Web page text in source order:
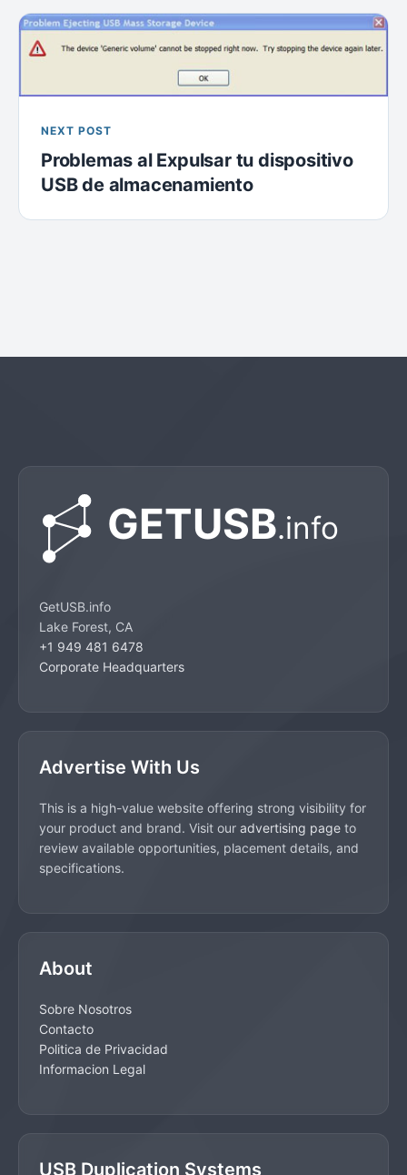
NEXT POST
Problemas al Expulsar tu dispositivo
USB de almacenamiento
GetUSB.info
Lake Forest, CA
+1 949 481 6478
Corporate Headquarters
Advertise With Us
This is a high-value website offering strong visibility for
your product and brand. Visit our advertising page to
review available opportunities, placement details, and
specifications.
About
Sobre Nosotros
Contacto
Politica de Privacidad
Informacion Legal
USB Duplication Systems